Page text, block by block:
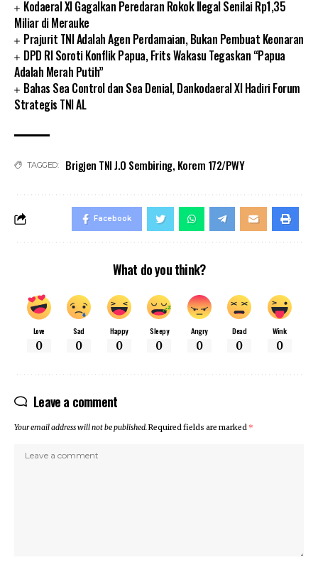
Kodaeral XI Gagalkan Peredaran Rokok Ilegal Senilai Rp1,35
Miliar di Merauke
Prajurit TNI Adalah Agen Perdamaian, Bukan Pembuat Keonaran
DPD RI Soroti Konflik Papua, Frits Wakasu Tegaskan “Papua
Adalah Merah Putih”
Bahas Sea Control dan Sea Denial, Dankodaeral XI Hadiri Forum
Strategis TNI AL
TAGGED: Brigjen TNI J.O Sembiring, Korem 172/PWY
Facebook
What do you think?
Love
0
Sad
0
Happy
0
Sleepy
0
Angry
0
Dead
0
Wink
0
Leave a comment
Your email address will not be published.Required fields are marked *